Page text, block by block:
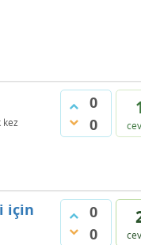
0
0
kez
0
0
için